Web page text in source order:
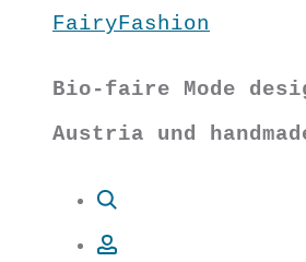
FairyFashion
Bio-faire Mode
Austria und